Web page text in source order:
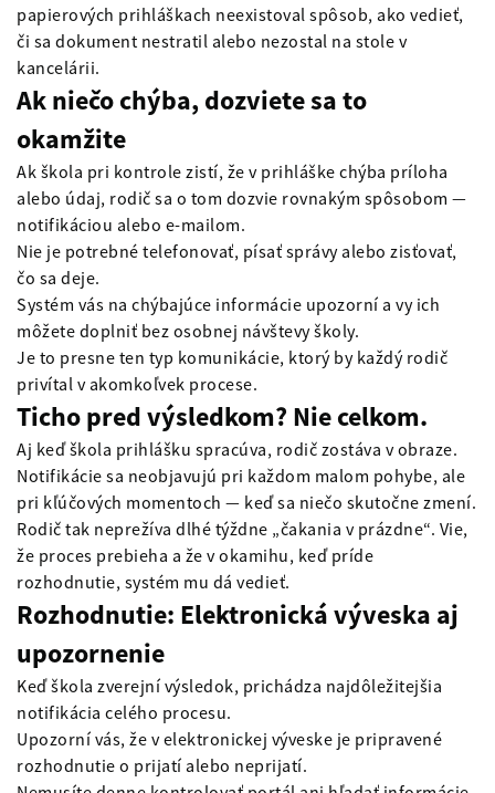
papierových prihláškach neexistoval spôsob, ako vedieť,
či sa dokument nestratil alebo nezostal na stole v
kancelárii.
Ak niečo chýba, dozviete sa to
okamžite
Ak škola pri kontrole zistí, že v prihláške chýba príloha
alebo údaj, rodič sa o tom dozvie rovnakým spôsobom —
notifikáciou alebo e-mailom.
Nie je potrebné telefonovať, písať správy alebo zisťovať,
čo sa deje.
Systém vás na chýbajúce informácie upozorní a vy ich
môžete doplniť bez osobnej návštevy školy.
Je to presne ten typ komunikácie, ktorý by každý rodič
privítal v akomkoľvek procese.
Ticho pred výsledkom? Nie celkom.
Aj keď škola prihlášku spracúva, rodič zostáva v obraze.
Notifikácie sa neobjavujú pri každom malom pohybe, ale
pri kľúčových momentoch — keď sa niečo skutočne zmení.
Rodič tak neprežíva dlhé týždne „čakania v prázdne“. Vie,
že proces prebieha a že v okamihu, keď príde
rozhodnutie, systém mu dá vedieť.
Rozhodnutie: Elektronická výveska aj
upozornenie
Keď škola zverejní výsledok, prichádza najdôležitejšia
notifikácia celého procesu.
Upozorní vás, že v elektronickej výveske je pripravené
rozhodnutie o prijatí alebo neprijatí.